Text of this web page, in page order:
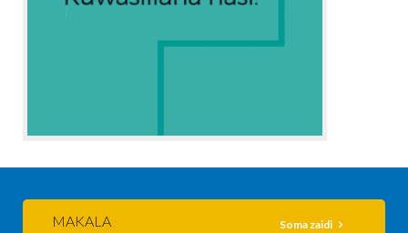
MAKALA Soma zaidi